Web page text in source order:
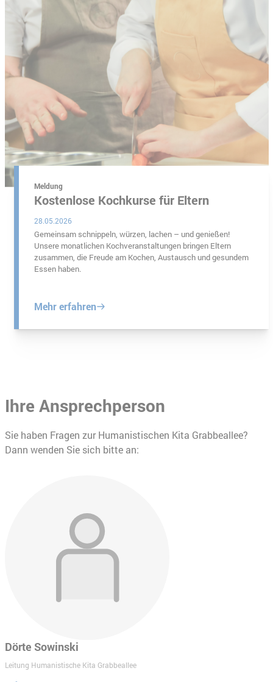
Meldung
Kostenlose Kochkurse für Eltern
28.05.2026
Gemeinsam schnippeln, würzen, lachen – und genießen!
Unsere monatlichen Kochveranstaltungen bringen Eltern
zusammen, die Freude am Kochen, Austausch und gesundem
Essen haben.
Mehr erfahren
Ihre Ansprechperson
Sie haben Fragen zur Humanistischen Kita Grabbeallee?
Dann wenden Sie sich bitte an:
Dörte Sowinski
Leitung Humanistische Kita Grabbeallee